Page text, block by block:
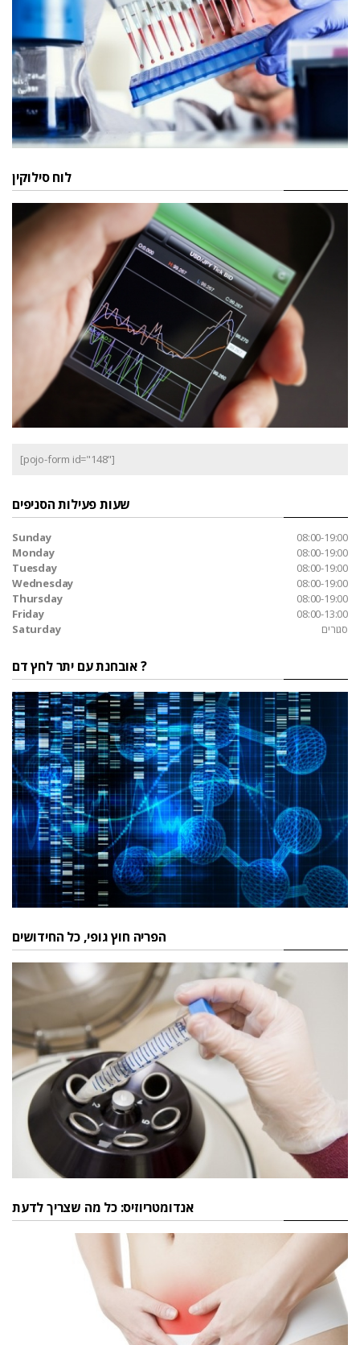
לוח סילוקין
[pojo-form id="148"]
שעות פעילות הסניפים
Sunday
08:00-19:00
Monday
08:00-19:00
Tuesday
08:00-19:00
Wednesday
08:00-19:00
Thursday
08:00-19:00
Friday
08:00-13:00
Saturday
סגורים
אובחנת עם יתר לחץ דם ?
הפריה חוץ גופי, כל החידושים
אנדומטריוזיס: כל מה שצריך לדעת